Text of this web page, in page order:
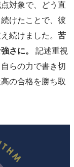
対象で、どう直
けたことで、彼
続けました。 苦
さに。
記述重視
らの力で書き切
の合格を勝ち取